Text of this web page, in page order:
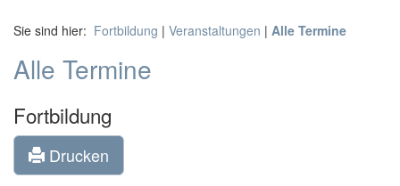
Sie sind hier: Fortbildung | Veranstaltungen | Alle Termine
Alle Termine
Fortbildung
Drucken